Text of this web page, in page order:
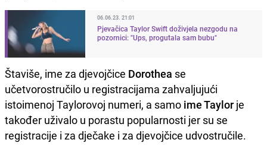
06.06.23. 21:01
Pjevačica Taylor Swift doživjela nezgodu na
pozornici: "Ups, progutala sam bubu"
Štaviše, ime za djevojčice Dorothea se
učetvorostručilo u registracijama zahvaljujući
istoimenoj Taylorovoj numeri, a samo ime Taylor je
također uživalo u porastu popularnosti jer su se
registracije i za dječake i za djevojčice udvostručile.